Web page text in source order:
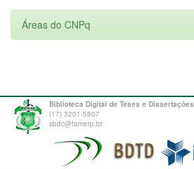
Áreas do CNPq
Biblioteca Digital de Teses e Dissertações
(17) 3201-5807
sbdc@famerp.br